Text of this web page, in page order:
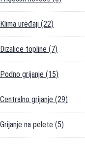
Klima uređaji (22)
Dizalice topline (7)
Podno grijanje (15)
Centralno grijanje (29)
Grijanje na pelete (5)